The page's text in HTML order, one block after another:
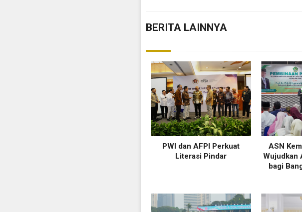
BERITA LAINNYA
PWI dan AFPI Perkuat
Literasi Pindar
ASN
Wujudkan
bagi